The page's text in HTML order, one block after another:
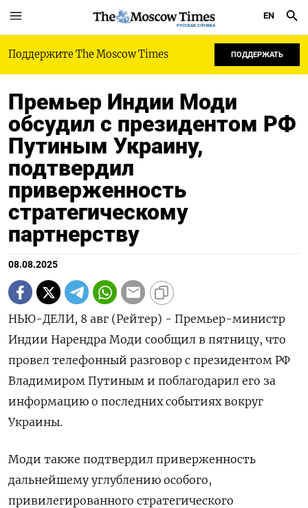
РУССКАЯ СЛУЖБА
EN
Поддержите The Moscow Times ПОДДЕРЖАТЬ
Премьер Индии Моди
обсудил с президентом РФ
Путиным Украину,
подтвердил
приверженность
стратегическому
партнерству
08.08.2025
НЬЮ-ДЕЛИ, 8 авг (Рейтер) - Премьер-министр
Индии Нарендра Моди сообщил в пятницу, что
провел телефонный разговор с президентом РФ
Владимиром Путиным и поблагодарил его за
информацию о последних событиях вокруг
Украины.
Моди также подтвердил приверженность
дальнейшему углублению особого,
привилегированного стратегического